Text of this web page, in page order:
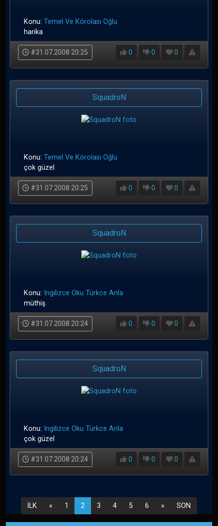
Konu: Temel Ve Körolası Oğlu
harika
#31.07.2008 20:25 0 0 0
SquadroN
Konu: Temel Ve Körolası Oğlu
çok güzel
#31.07.2008 20:25 0 0 0
SquadroN
Konu: Ingilizce Oku Türkce Anla
müthiş
#31.07.2008 20:24 0 0 0
SquadroN
Konu: Ingilizce Oku Türkce Anla
çok güzel
#31.07.2008 20:24 0 0 0
İLK « 1 2 3 4 5 6 » SON